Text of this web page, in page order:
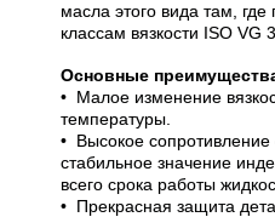
масла этого вида там, где
классам вязкости ISO VG
Основные
• Малое изменение
температуры.
• Высокое сопротивление
стабильное значение
всего срока работы
• Прекрасная защита